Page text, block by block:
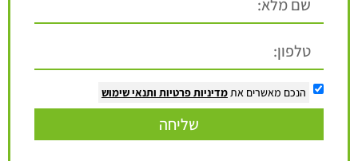
הנכם מאשרים אתמדיניות פרטיות ותנאי שימוש
שליחה